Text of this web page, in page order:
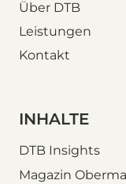
Über DTB
Leistungen
Kontakt
INHALTE
DTB Insights
Magazin